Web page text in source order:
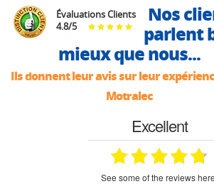
Évaluations Clients
4.8/5
Nos
parlent
mieux que nous...
Ils donnent leur avis sur leur
Motralec
Excellent
see some of the reviews